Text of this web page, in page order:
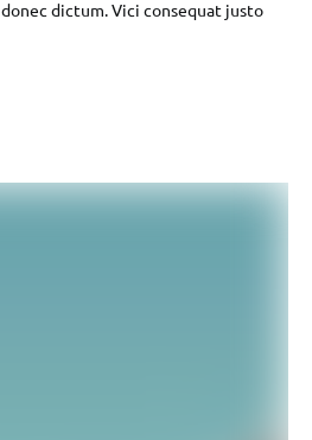
dictum. Vici consequat justo